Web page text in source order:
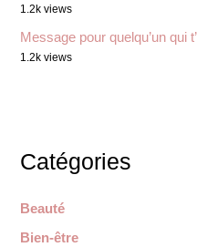
1.2k views
Message pour quelqu’un qui
1.2k views
Catégories
Beauté
Bien-être